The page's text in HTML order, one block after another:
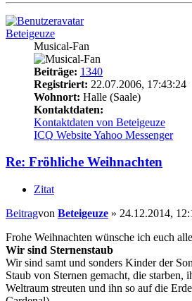
Beteigeuze
Musical-Fan
Beiträge: 1340
Registriert: 22.07.2006, 17:43:24
Wohnort: Halle (Saale)
Kontaktdaten:
Kontaktdaten von Beteigeuze
ICQ WebsiteYahoo Messenger
Re: Fröhliche Weihnachten
Zitat
Beitragvon Beteigeuze » 24.12.2014,
Frohe Weihnachten wünsche ich euch
Wir sind Sternenstaub
Wir sind samt und sonders Kinder der
Staub von Sternen gemacht, die starben,
Weltraum streuten und ihn so auf die